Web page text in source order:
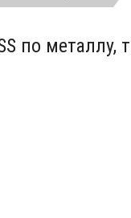
по